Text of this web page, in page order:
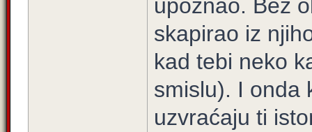
upoznao. Bez
skapirao iz
kad tebi neko
smislu). I onda
uzvraćaju ti